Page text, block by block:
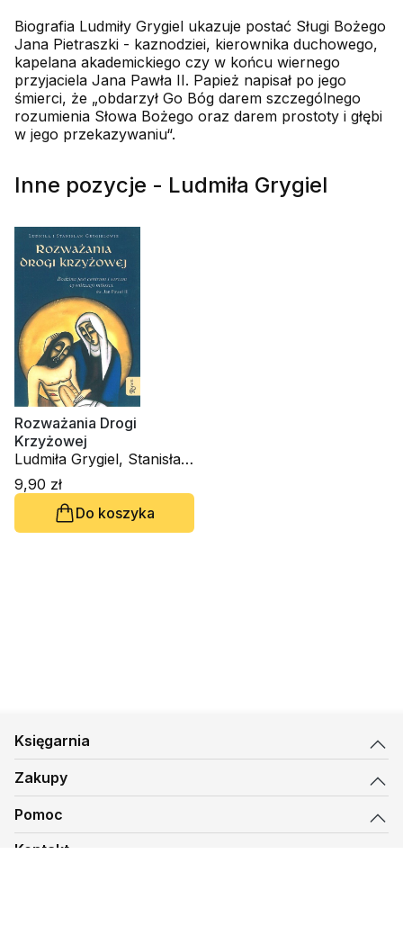
Biografia Ludmiły Grygiel ukazuje postać Sługi Bożego
Jana Pietraszki - kaznodziei, kierownika duchowego,
kapelana akademickiego czy w końcu wiernego
przyjaciela Jana Pawła II. Papież napisał po jego
śmierci, że „obdarzył Go Bóg darem szczególnego
rozumienia Słowa Bożego oraz darem prostoty i głębi
w jego przekazywaniu“.
Inne pozycje - Ludmiła Grygiel
Rozważania Drogi
Krzyżowej
Ludmiła Grygiel, Stanisław
Grygiel
9,90 zł
Do koszyka
Księgarnia
Zakupy
Pomoc
Kontakt